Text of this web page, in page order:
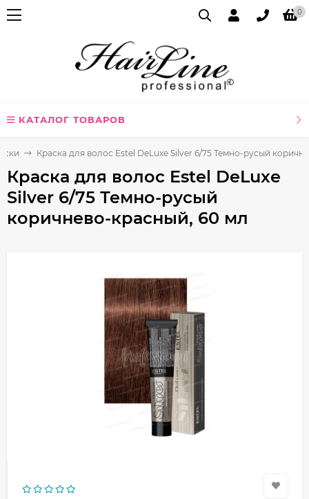
0
КАТАЛОГ ТОВАРОВ
Краска для волос Estel DeLuxe Silver 6/75 Темно-русый
Краска для волос Estel DeLuxe
Silver 6/75 Темно-русый
коричнево-красный, 60 мл